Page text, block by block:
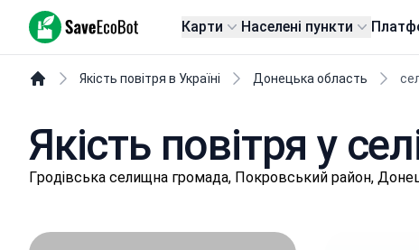
SaveEcoBot Карти Населені пункти
Якість повітря в Україні Донецька область
Якість повітря у
Гpoдівськa селищнa громада, Покровський район,